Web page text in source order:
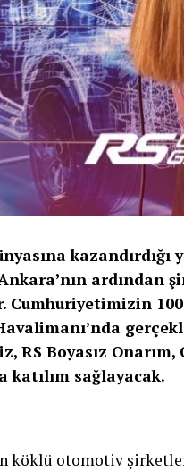
ardından
Cumhuriyetimizin
RS Boyasız
katılım sağlayacak.
köklü otomotiv